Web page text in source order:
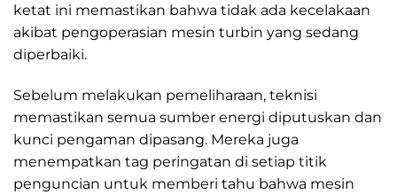
ketat ini memastikan bahwa tidak ada kecelakaan
akibat pengoperasian mesin turbin yang sedang
diperbaiki.
Sebelum melakukan pemeliharaan, teknisi
memastikan semua sumber energi diputuskan dan
kunci pengaman dipasang. Mereka juga
menempatkan tag peringatan di setiap titik
penguncian untuk memberi tahu bahwa mesin